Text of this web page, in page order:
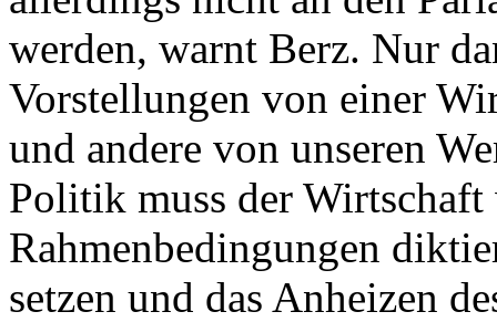
werden, warnt Berz. Nur
Vorstellungen von einer
und andere von unseren
Politik muss der Wirtschaft
Rahmenbedingungen
setzen und das Anheizen